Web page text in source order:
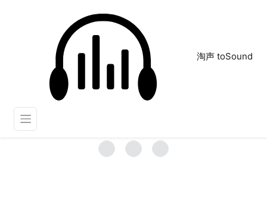
淘声 toSound
Calming
正在为您搜索声音资源